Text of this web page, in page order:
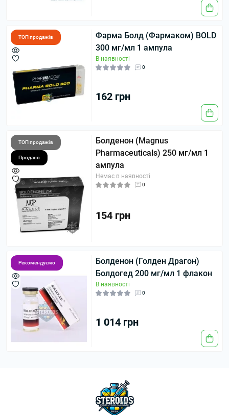
ТОП продажів
Фарма Болд (Фармаком) BOLD
300 мг/мл 1 ампула
В наявності
0
162 грн
ТОП продажів
Продано
Болденон (Magnus
Pharmaceuticals) 250 мг/мл 1
ампула
Немає в наявності
0
154 грн
Рекомендуємо
Болденон (Голден Драгон)
Болдогед 200 мг/мл 1 флакон
В наявності
0
1 014 грн